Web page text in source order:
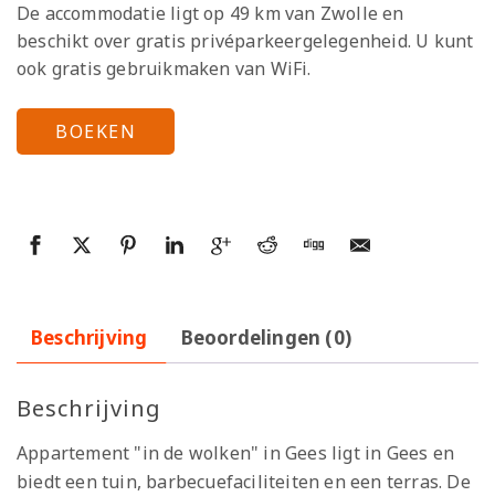
De accommodatie ligt op 49 km van Zwolle en
beschikt over gratis privéparkeergelegenheid. U kunt
ook gratis gebruikmaken van WiFi.
BOEKEN
Beschrijving Beoordelingen (0)
Beschrijving
Appartement "in de wolken" in Gees ligt in Gees en
biedt een tuin, barbecuefaciliteiten en een terras. De